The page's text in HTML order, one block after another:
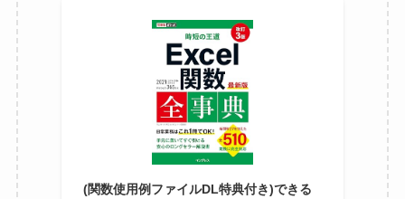
(関数使用例ファイルDL特典付き)できる